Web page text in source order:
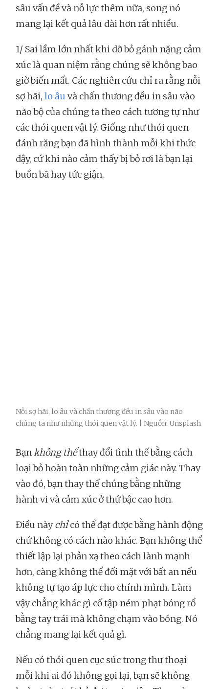
sâu vấn đề và nỗ lực thêm nữa, song nó
mang lại kết quả lâu dài hơn rất nhiều.
1/ Sai lầm lớn nhất khi dỡ bỏ gánh nặng cảm
xúc là quan niệm rằng chúng sẽ không bao
giờ biến mất. Các nghiên cứu chỉ ra rằng nỗi
sợ hãi, lo âu và chấn thương đều in sâu vào
não bộ của chúng ta theo cách tương tự như
các thói quen vật lý. Giống như thói quen
đánh răng bạn đã hình thành mỗi khi thức
dậy, cứ khi nào cảm thấy bị bỏ rơi là bạn lại
buồn bã hay tức giận.
Nỗi sợ hãi, lo âu và chấn thương đều in sâu vào não
chúng ta như những thói quen vật lý. | Nguồn: Unsplash
Bạnkhông thểthay đổi tình thế bằng cách
loại bỏ hoàn toàn những cảm giác này. Thay
vào đó, bạn thay thế chúng bằng những
hành vi và cảm xúc ở thứ bậc cao hơn.
Điều nàychỉcó thể đạt được bằng hành động
chứ không có cách nào khác. Bạn không thể
thiết lập lại phản xạ theo cách lành mạnh
hơn, càng không thể đối mặt với bất an nếu
không tự tạo áp lực cho chính mình. Làm
vậy chẳng khác gì cố tập ném phạt bóng rổ
bằng tay trái mà không chạm vào bóng. Nó
chẳng mang lại kết quả gì.
Nếu có thói quen cục súc trong thư thoại
mỗi khi ai đó không gọi lại, bạn sẽ không